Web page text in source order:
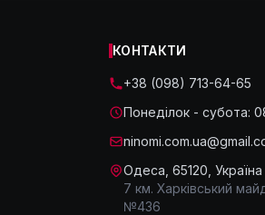
КОНТАКТИ
+38 (098) 713-64-65
Понеділок - субота:
Одеса, 65120, Україна
7 км. Харківський
№436